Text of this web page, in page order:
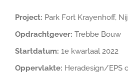
Project: Park Fort Krayenhoff,
Opdrachtgever: Trebbe Bouw
Startdatum: 1e kwartaal 2022
Oppervlakte: Heradesign/EPS